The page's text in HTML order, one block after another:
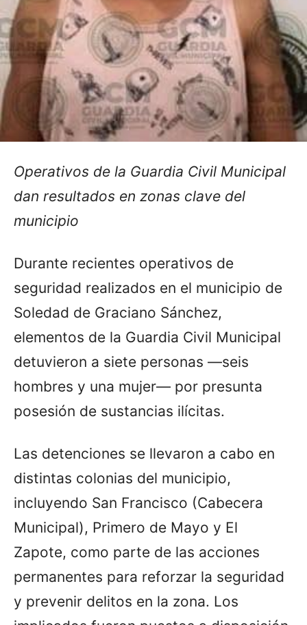
Operativos de la Guardia Civil Municipal
dan resultados en zonas clave del
municipio
Durante recientes operativos de
seguridad realizados en el municipio de
Soledad de Graciano Sánchez,
elementos de la Guardia Civil Municipal
detuvieron a siete personas —seis
hombres y una mujer— por presunta
posesión de sustancias ilícitas.
Las detenciones se llevaron a cabo en
distintas colonias del municipio,
incluyendo San Francisco (Cabecera
Municipal), Primero de Mayo y El
Zapote, como parte de las acciones
permanentes para reforzar la seguridad
y prevenir delitos en la zona. Los